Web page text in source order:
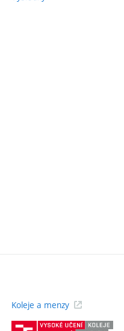
Koleje a menzy